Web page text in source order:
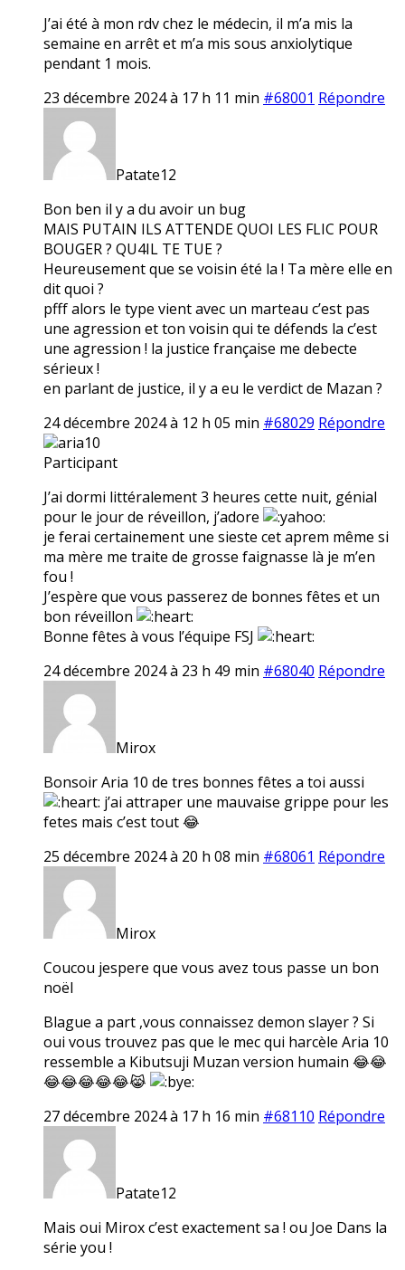
J’ai été à mon rdv chez le médecin, il m’a mis la
semaine en arrêt et m’a mis sous anxiolytique
pendant 1 mois.
23 décembre 2024 à 17 h 11 min #68001 Répondre
Patate12
Bon ben il y a du avoir un bug
MAIS PUTAIN ILS ATTENDE QUOI LES FLIC POUR
BOUGER ? QU4IL TE TUE ?
Heureusement que se voisin été la ! Ta mère elle en
dit quoi ?
pfff alors le type vient avec un marteau c’est pas
une agression et ton voisin qui te défends la c’est
une agression ! la justice française me debecte
sérieux !
en parlant de justice, il y a eu le verdict de Mazan ?
24 décembre 2024 à 12 h 05 min #68029 Répondre
aria10
Participant
J’ai dormi littéralement 3 heures cette nuit, génial
pour le jour de réveillon, j’adore
je ferai certainement une sieste cet aprem même si
ma mère me traite de grosse faignasse là je m’en
fou !
J’espère que vous passerez de bonnes fêtes et un
bon réveillon
Bonne fêtes à vous l’équipe FSJ
24 décembre 2024 à 23 h 49 min #68040 Répondre
Mirox
Bonsoir Aria 10 de tres bonnes fêtes a toi aussi
j’ai attraper une mauvaise grippe pour les
fetes mais c’est tout 😂
25 décembre 2024 à 20 h 08 min #68061 Répondre
Mirox
Coucou jespere que vous avez tous passe un bon
noël
Blague a part ,vous connaissez demon slayer ? Si
oui vous trouvez pas que le mec qui harcèle Aria 10
ressemble a Kibutsuji Muzan version humain 😂😂
😂😂😂😂😂😹
27 décembre 2024 à 17 h 16 min #68110 Répondre
Patate12
Mais oui Mirox c’est exactement sa ! ou Joe Dans la
série you !